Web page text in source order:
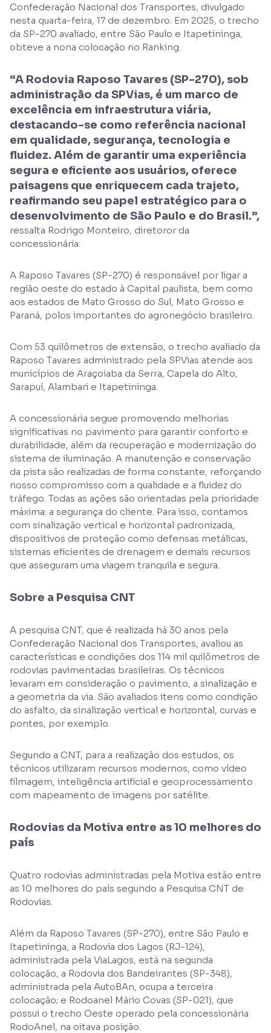
Confederação Nacional dos Transportes, divulgado
nesta quarta-feira, 17 de dezembro. Em 2025, o trecho
da SP-270 avaliado, entre São Paulo e Itapetininga,
obteve a nona colocação no Ranking.
“A Rodovia Raposo Tavares (SP-270), sob
administração da SPVias, é um marco de
excelência em infraestrutura viária,
destacando-se como referência nacional
em qualidade, segurança, tecnologia e
fluidez. Além de garantir uma experiência
segura e eficiente aos usuários, oferece
paisagens que enriquecem cada trajeto,
reafirmando seu papel estratégico para o
desenvolvimento de São Paulo e do Brasil.”,
ressalta Rodrigo Monteiro, diretoror da
concessionária.
A Raposo Tavares (SP-270) é responsável por ligar a
região oeste do estado à Capital paulista, bem como
aos estados de Mato Grosso do Sul, Mato Grosso e
Paraná, polos importantes do agronegócio brasileiro.
Com 53 quilômetros de extensão, o trecho avaliado da
Raposo Tavares administrado pela SPVias atende aos
municípios de Araçoiaba da Serra, Capela do Alto,
Sarapuí, Alambari e Itapetininga.
A concessionária segue promovendo melhorias
significativas no pavimento para garantir conforto e
durabilidade, além da recuperação e modernização do
sistema de iluminação. A manutenção e conservação
da pista são realizadas de forma constante, reforçando
nosso compromisso com a qualidade e a fluidez do
tráfego. Todas as ações são orientadas pela prioridade
máxima: a segurança do cliente. Para isso, contamos
com sinalização vertical e horizontal padronizada,
dispositivos de proteção como defensas metálicas,
sistemas eficientes de drenagem e demais recursos
que asseguram uma viagem tranquila e segura.
Sobre a Pesquisa CNT
A pesquisa CNT, que é realizada há 30 anos pela
Confederação Nacional dos Transportes, avaliou as
características e condições dos 114 mil quilômetros de
rodovias pavimentadas brasileiras. Os técnicos
levaram em consideração o pavimento, a sinalização e
a geometria da via. São avaliados itens como condição
do asfalto, da sinalização vertical e horizontal, curvas e
pontes, por exemplo.
Segundo a CNT, para a realização dos estudos, os
técnicos utilizaram recursos modernos, como vídeo
filmagem, inteligência artificial e geoprocessamento
com mapeamento de imagens por satélite.
Rodovias da Motiva entre as 10 melhores do
país
Quatro rodovias administradas pela Motiva estão entre
as 10 melhores do país segundo a Pesquisa CNT de
Rodovias.
Além da Raposo Tavares (SP-270), entre São Paulo e
Itapetininga, a Rodovia dos Lagos (RJ-124),
administrada pela ViaLagos, está na segunda
colocação, a Rodovia dos Bandeirantes (SP-348),
administrada pela AutoBAn, ocupa a terceira
colocação; e Rodoanel Mário Covas (SP-021), que
possui o trecho Oeste operado pela concessionária
RodoAnel, na oitava posição.